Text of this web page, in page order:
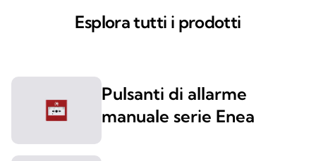
Esplora tutti i prodotti
Pulsanti di allarme
manuale serie Enea